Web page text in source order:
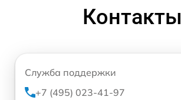
Контакты
Служба поддержки
+7 (495) 023-41-97